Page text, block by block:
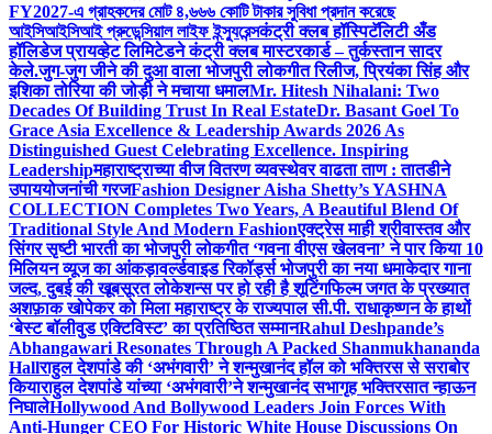
FY2027-এ গ্রাহকদের মোট ৪,৬৬৬ কোটি টাকার সুবিধা প্রদান করেছে
আইসিআইসিআই প্রুডেন্সিয়াল লাইফ ইন্স্যুরেন্সकंट्री क्लब हॉस्पिटॅलिटी अँड
हॉलिडेज प्रायव्हेट लिमिटेडने कंट्री क्लब मास्टरकार्ड – तुर्कस्तान सादर
केले.जुग-जुग जीने की दुआ वाला भोजपुरी लोकगीत रिलीज, प्रियंका सिंह और
इशिका तोरिया की जोड़ी ने मचाया धमालMr. Hitesh Nihalani: Two
Decades Of Building Trust In Real EstateDr. Basant Goel To
Grace Asia Excellence & Leadership Awards 2026 As
Distinguished Guest Celebrating Excellence. Inspiring
Leadershipमहाराष्ट्राच्या वीज वितरण व्यवस्थेवर वाढता ताण : तातडीने
उपाययोजनांची गरजFashion Designer Aisha Shetty’s YASHNA
COLLECTION Completes Two Years, A Beautiful Blend Of
Traditional Style And Modern Fashionएक्ट्रेस माही श्रीवास्तव और
सिंगर सृष्टी भारती का भोजपुरी लोकगीत ‘गवना वीएस खेलवना’ ने पार किया 10
मिलियन व्यूज का आंकड़ावर्ल्डवाइड रिकॉर्ड्स भोजपुरी का नया धमाकेदार गाना
जल्द, दुबई की खूबसूरत लोकेशन्स पर हो रही है शूटिंगफिल्म जगत के प्रख्यात
अशफ़ाक खोपेकर को मिला महाराष्ट्र के राज्यपाल सी.पी. राधाकृष्णन के हाथों
‘बेस्ट बॉलीवुड एक्टिविस्ट’ का प्रतिष्ठित सम्मानRahul Deshpande’s
Abhangawari Resonates Through A Packed Shanmukhananda
Hallराहुल देशपांडे की ‘अभंगवारी’ ने शन्मुखानंद हॉल को भक्तिरस से सराबोर
कियाराहुल देशपांडे यांच्या ‘अभंगवारी’ने शन्मुखानंद सभागृह भक्तिरसात न्हाऊन
निघालेHollywood And Bollywood Leaders Join Forces With
Anti-Hunger CEO For Historic White House Discussions On